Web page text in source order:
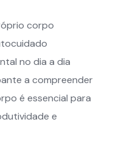
corpo
no dia a dia
a compreender
é essencial para
e